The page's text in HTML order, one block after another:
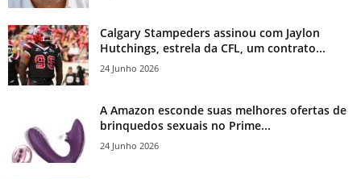
Calgary Stampeders assinou com Jaylon
Hutchings, estrela da CFL, um contrato...
24 Junho 2026
A Amazon esconde suas melhores ofertas de
brinquedos sexuais no Prime...
24 Junho 2026